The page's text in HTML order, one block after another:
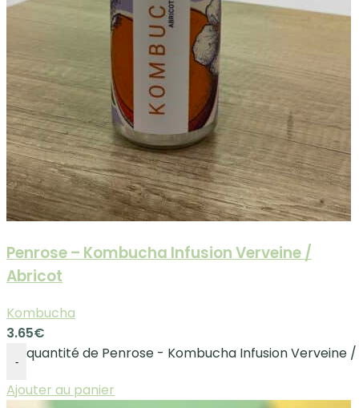
Penrose – Kombucha Infusion Verveine /
Abricot
Kombucha
3.65€
-
quantité de Penrose - Kombucha Infusion Verveine
Ajouter au panier